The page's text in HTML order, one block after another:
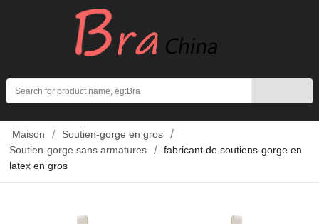
Maison
Soutien-gorge en gros
Soutien-gorge sans armatures
fabricant de soutiens-gorge en
latex en gros